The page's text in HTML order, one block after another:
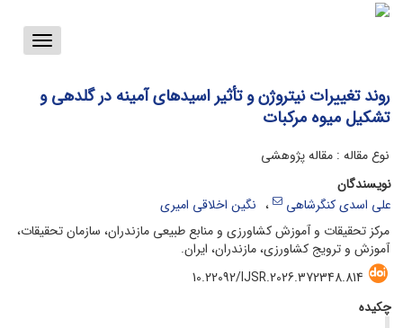
Toggle
روند تغییرات نیتروژن و تأثیر اسیدهای آمینه در گلدهی و
تشکیل میوه مرکبات
نوع مقاله : مقاله پژوهشی
نویسندگان
علی اسدی کنگرشاهی
نگین اخلاقی امیری
مرکز تحقیقات و آموزش کشاورزی و منابع طبیعی مازندران، سازمان تحقیقات،
آموزش و ترویج کشاورزی، مازندران، ایران.
10.22092/IJSR.2026.372348.814
چکیده